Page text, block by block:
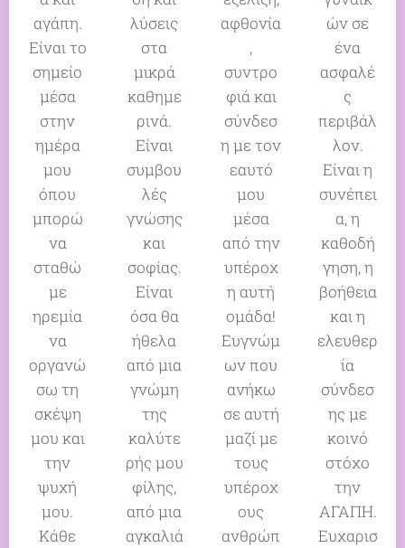
αγάπη.
Είναι το
σημείο
μέσα
στην
ημέρα
μου
όπου
μπορώ
να
σταθώ
με
ηρεμία
να
οργανώ
σω τη
σκέψη
μου και
την
ψυχή
μου.
Κάθε
λύσεις
στα
μικρά
καθημε
ρινά.
Είναι
συμβου
λές
γνώσης
και
σοφίας.
Είναι
όσα θα
ήθελα
από μια
γνώμη
της
καλύτε
ρής μου
φίλης,
από μια
αγκαλιά
αφθονία
,
συντρο
φιά και
σύνδεσ
η με τον
εαυτό
μου
μέσα
από την
υπέροχ
η αυτή
ομάδα!
Ευγνώμ
ων που
ανήκω
σε αυτή
μαζί με
τους
υπέροχ
ους
ανθρώπ
ών σε
ένα
ασφαλέ
ς
περιβάλ
λον.
Είναι η
συνέπει
α, η
καθοδή
γηση, η
βοήθεια
και η
ελευθερ
ία
σύνδεσ
ης με
κοινό
στόχο
την
ΑΓΑΠΗ.
Ευχαρισ